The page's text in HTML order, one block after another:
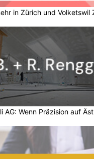
in Zürich und Volketswil
AG: Wenn Präzision auf